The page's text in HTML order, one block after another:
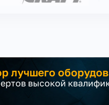
лучшего
высокой